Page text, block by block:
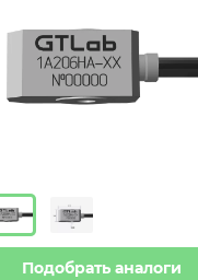
Подобрать аналоги